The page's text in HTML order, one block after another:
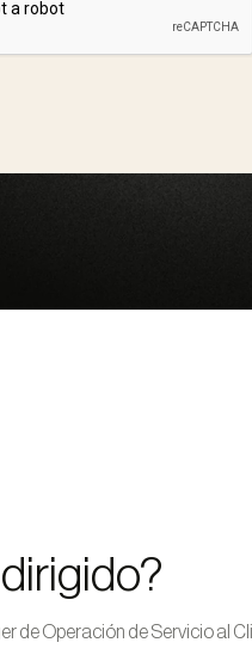
de Operación de Servicio al